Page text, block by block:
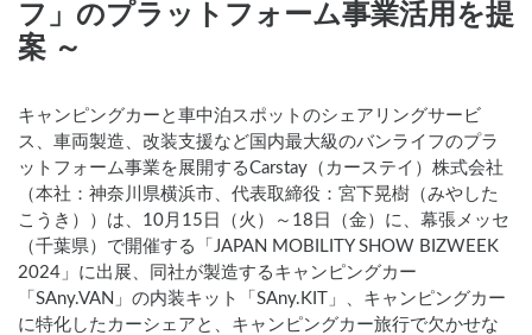
フ」のプラットフォーム事業活用を提
案 ～
キャンピングカーと車中泊スポットのシェアリングサービ
ス、車両製造、改装支援など国内最大級のバンライフのプラ
ットフォーム事業を展開するCarstay（カーステイ）株式会社
（本社：神奈川県横浜市、代表取締役：宮下晃樹（みやした
こうき））は、10月15日（火）～18日（金）に、幕張メッセ
（千葉県）で開催する「JAPAN MOBILITY SHOW BIZWEEK
2024」に出展、同社が製造するキャンピングカー
「SAny.VAN」の内装キット「SAny.KIT」、キャンピングカー
に特化したカーシェアと、キャンピングカー旅行で欠かせな